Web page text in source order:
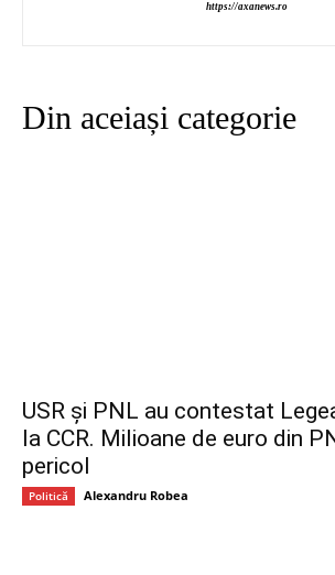
https://axanews.ro
Din aceiași categorie
USR și PNL au contestat
la CCR. Milioane de euro din
pericol
Politică Alexandru Robea